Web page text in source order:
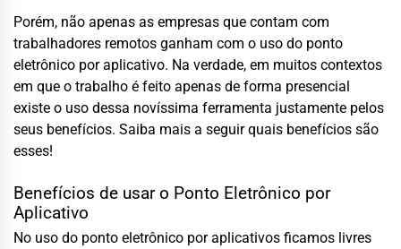
Porém, não apenas as empresas que contam com
trabalhadores remotos ganham com o uso do ponto
eletrônico por aplicativo. Na verdade, em muitos contextos
em que o trabalho é feito apenas de forma presencial
existe o uso dessa novíssima ferramenta justamente pelos
seus benefícios. Saiba mais a seguir quais benefícios são
esses!
Benefícios de usar o Ponto Eletrônico por
Aplicativo
No uso do ponto eletrônico por aplicativos ficamos livres